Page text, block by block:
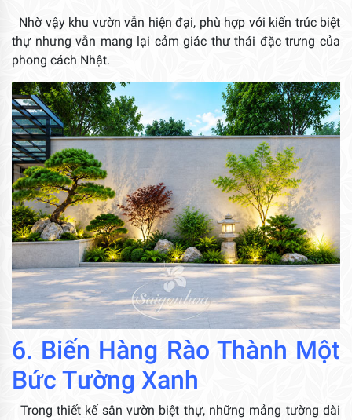
Nhờ vậy khu vườn vẫn hiện đại, phù hợp với kiến trúc biệt
thự nhưng vẫn mang lại cảm giác thư thái đặc trưng của
phong cách Nhật.
6. Biến Hàng Rào Thành Một
Bức Tường Xanh
Trong thiết kế sân vườn biệt thự, những mảng tường dài